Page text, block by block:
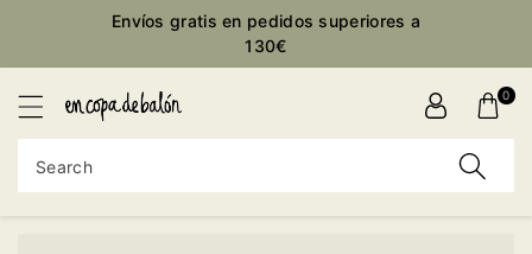
Envíos gratis en pedidos superiores a
130€
Search
0